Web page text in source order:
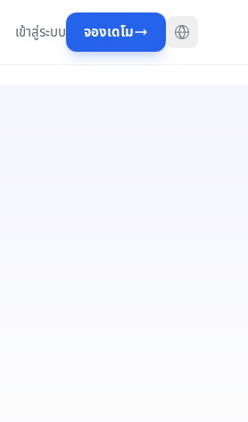
เข้าสู่ระบบ จองเดโม